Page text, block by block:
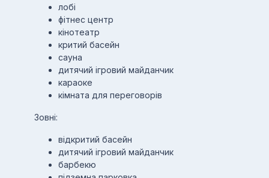
лобі
фітнес центр
кінотеатр
критий басейн
сауна
дитячий ігровий майданчик
караоке
кімната для переговорів
Зовні:
відкритий басейн
дитячий ігровий майданчик
барбекю